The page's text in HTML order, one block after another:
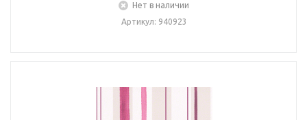
Нет в наличии
Артикул: 940923